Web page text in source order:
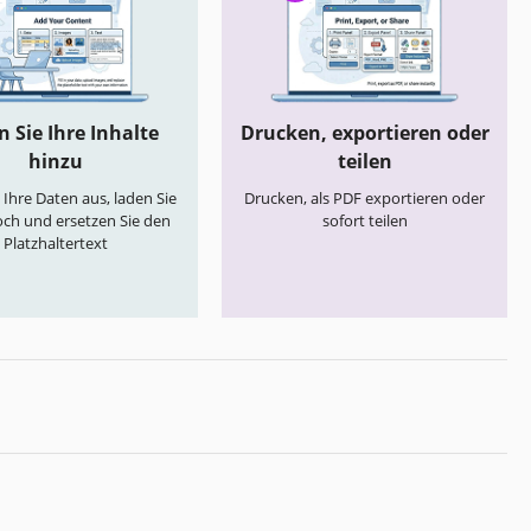
Sie Ihre Inhalte
hinzu
Ihre Daten aus, laden Sie
und ersetzen Sie den
Platzhaltertext
Drucken, exportieren oder
teilen
Drucken, als PDF exportieren oder
sofort teilen